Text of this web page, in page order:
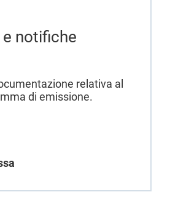
notifiche
relativa al
di emissione.